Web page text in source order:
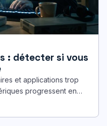
: détecter si vous
et applications trop
progressent en
pourtant pour…